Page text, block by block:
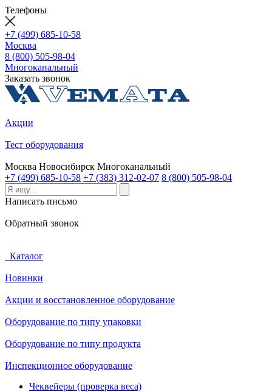
Телефоны
+7 (499) 685-10-58
Москва
8 (800) 505-98-04
Многоканальный
Заказать звонок
Акции
Тест оборудования
Москва Новосибирск Многоканальный
+7 (499) 685-10-58 +7 (383) 312-02-07 8 (800) 505-98-04
Написать письмо
Обратный звонок
Каталог
Новинки
Акции и восстановленное оборудование
Оборудование по типу упаковки
Оборудование по типу продукта
Инспекционное оборудование
Чеквейеры (проверка веса)